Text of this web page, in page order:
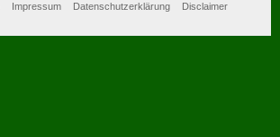
Impressum Datenschutzerklärung Disclaimer